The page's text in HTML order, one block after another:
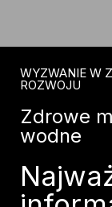
WYZWANIE W
ROZWOJU
Zdrowe
wodne